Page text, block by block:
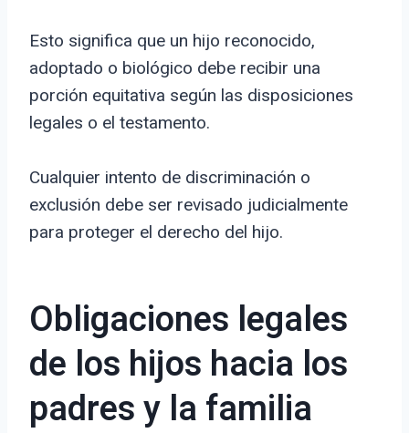
Esto significa que un hijo reconocido,
adoptado o biológico debe recibir una
porción equitativa según las disposiciones
legales o el testamento.
Cualquier intento de discriminación o
exclusión debe ser revisado judicialmente
para proteger el derecho del hijo.
Obligaciones legales
de los hijos hacia los
padres y la familia